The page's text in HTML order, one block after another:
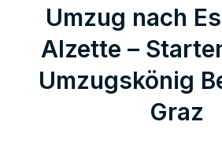
Umzug nach
Alzette –
Umzugskönig
Graz